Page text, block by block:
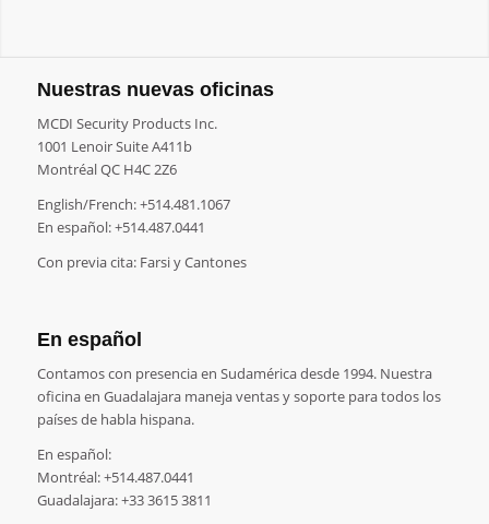
Nuestras nuevas oficinas
MCDI Security Products Inc.
1001 Lenoir Suite A411b
Montréal QC H4C 2Z6
English/French: +514.481.1067
En español: +514.487.0441
Con previa cita: Farsi y Cantones
En español
Contamos con presencia en Sudamérica desde 1994. Nuestra
oficina en Guadalajara maneja ventas y soporte para todos los
países de habla hispana.
En español:
Montréal: +514.487.0441
Guadalajara: +33 3615 3811